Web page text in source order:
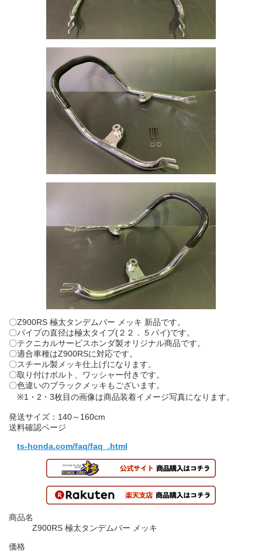
〇Z900RS 極太タンデムバー メッキ 新品です。
〇パイプの直径は極太タイプ(２２．５パイ)です。
〇テクニカルサービスホンダ製オリジナル商品です。
〇適合車種はZ900RSに対応です。
〇スチール製メッキ仕上げになります。
〇取り付けボルト、ワッシャー付きです。
〇色違いのブラックメッキもございます。
※1・2・3枚目の画像は商品装着イメージ写真になります。
発送サイズ：140～160cm
送料確認ページ
ts-honda.com/faq/faq_.html
商品名
Z900RS 極太タンデムバー メッキ
価格